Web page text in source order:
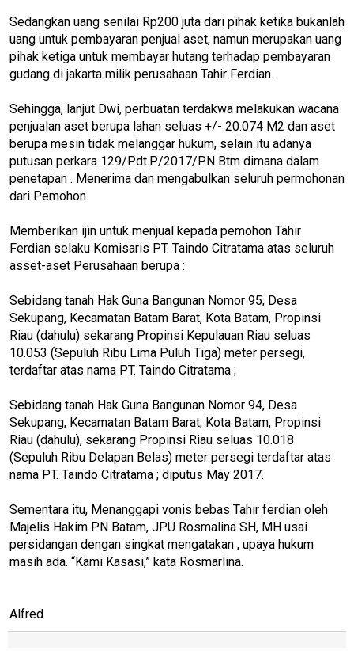
Sedangkan uang senilai Rp200 juta dari pihak ketika bukanlah
uang untuk pembayaran penjual aset, namun merupakan uang
pihak ketiga untuk membayar hutang terhadap pembayaran
gudang di jakarta milik perusahaan Tahir Ferdian.
Sehingga, lanjut Dwi, perbuatan terdakwa melakukan wacana
penjualan aset berupa lahan seluas +/- 20.074 M2 dan aset
berupa mesin tidak melanggar hukum, selain itu adanya
putusan perkara 129/Pdt.P/2017/PN Btm dimana dalam
penetapan . Menerima dan mengabulkan seluruh permohonan
dari Pemohon.
Memberikan ijin untuk menjual kepada pemohon Tahir
Ferdian selaku Komisaris PT. Taindo Citratama atas seluruh
asset-aset Perusahaan berupa :
Sebidang tanah Hak Guna Bangunan Nomor 95, Desa
Sekupang, Kecamatan Batam Barat, Kota Batam, Propinsi
Riau (dahulu) sekarang Propinsi Kepulauan Riau seluas
10.053 (Sepuluh Ribu Lima Puluh Tiga) meter persegi,
terdaftar atas nama PT. Taindo Citratama ;
Sebidang tanah Hak Guna Bangunan Nomor 94, Desa
Sekupang, Kecamatan Batam Barat, Kota Batam, Propinsi
Riau (dahulu), sekarang Propinsi Riau seluas 10.018
(Sepuluh Ribu Delapan Belas) meter persegi terdaftar atas
nama PT. Taindo Citratama ; diputus May 2017.
Sementara itu, Menanggapi vonis bebas Tahir ferdian oleh
Majelis Hakim PN Batam, JPU Rosmalina SH, MH usai
persidangan dengan singkat mengatakan , upaya hukum
masih ada. “Kami Kasasi,” kata Rosmarlina.
Alfred